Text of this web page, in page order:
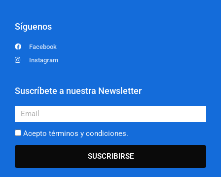
Síguenos
Facebook
Instagram
Suscríbete a nuestra Newsletter
Email
Acepto términos y condiciones.
SUSCRIBIRSE